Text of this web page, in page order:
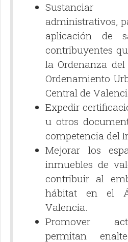
Sustanciar
administrativos,
aplicación de
contribuyentes
la Ordenanza
Ordenamiento
Central de
Expedir
u otros
competencia del
Mejorar los
inmuebles de
contribuir al
hábitat en el
Valencia.
Promover
permitan